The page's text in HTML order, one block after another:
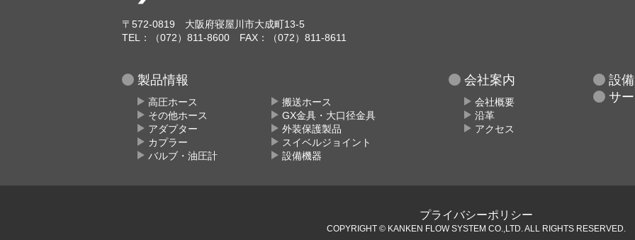
〒572-0819 大阪府寝屋川市大成町13-5
TEL：（072）811-8600 FAX：（072）811-8611
製品情報
高圧ホース
搬送ホース
その他ホース
GX金具・大口径金具
アダプター
外装保護製品
カプラー
スイベルジョイント
バルブ・油圧計
設備機器
会社案内
会社概要
沿革
アクセス
設
サ
プライバシーポリシー
COPYRIGHT © KANKEN FLOW SYSTEM CO.,LTD. ALL RIGHTS RESERVED.